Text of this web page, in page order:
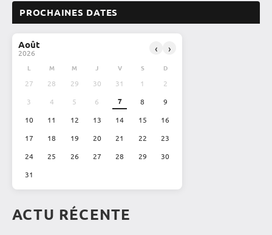
PROCHAINES DATES
Août
2026 ‹ ›
L M M J V S D
27 28 29 30 31 1
2
3
4 5 6 7 8
9
10
11 12 13 14 15
16
17
18 19 20 21 22
23
24
25 26 27 28 29
30
31
ACTU RÉCENTE